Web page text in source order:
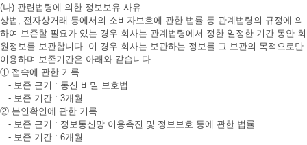
(나) 관련법령에 의한 정보보유 사유
상법, 전자상거래 등에서의 소비자보호에 관한 법률 등 관계법령의 규정에 의
하여 보존할 필요가 있는 경우 회사는 관계법령에서 정한 일정한 기간 동안 회
원정보를 보관합니다. 이 경우 회사는 보관하는 정보를 그 보관의 목적으로만
이용하며 보존기간은 아래와 같습니다.
① 접속에 관한 기록
- 보존 근거 : 통신 비밀 보호법
- 보존 기간 : 3개월
② 본인확인에 관한 기록
- 보존 근거 : 정보통신망 이용촉진 및 정보보호 등에 관한 법률
- 보존 기간 : 6개월